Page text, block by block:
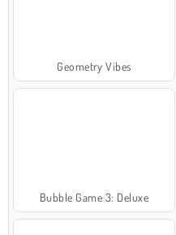
Geometry Vibes
Bubble Game 3: Deluxe